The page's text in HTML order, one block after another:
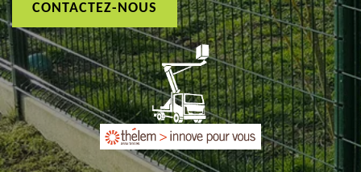
CONTACTEZ-NOUS